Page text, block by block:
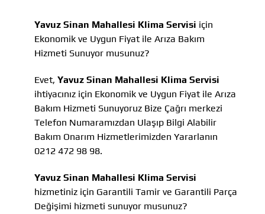
Yavuz Sinan Mahallesi Klima Servisi için
Ekonomik ve Uygun Fiyat ile Arıza Bakım
Hizmeti Sunuyor musunuz?
Evet, Yavuz Sinan Mahallesi Klima Servisi
ihtiyacınız için Ekonomik ve Uygun Fiyat ile Arıza
Bakım Hizmeti Sunuyoruz Bize Çağrı merkezi
Telefon Numaramızdan Ulaşıp Bilgi Alabilir
Bakım Onarım Hizmetlerimizden Yararlanın
0212 472 98 98.
Yavuz Sinan Mahallesi Klima Servisi
hizmetiniz için Garantili Tamir ve Garantili Parça
Değişimi hizmeti sunuyor musunuz?